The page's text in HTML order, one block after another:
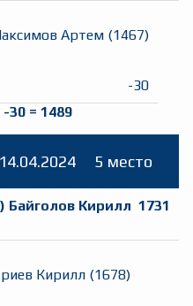
Артем (1467)
-30
-30= 1489
14.04.2024 5 место
) Байголов Кирилл 1731
Кирилл (1678)